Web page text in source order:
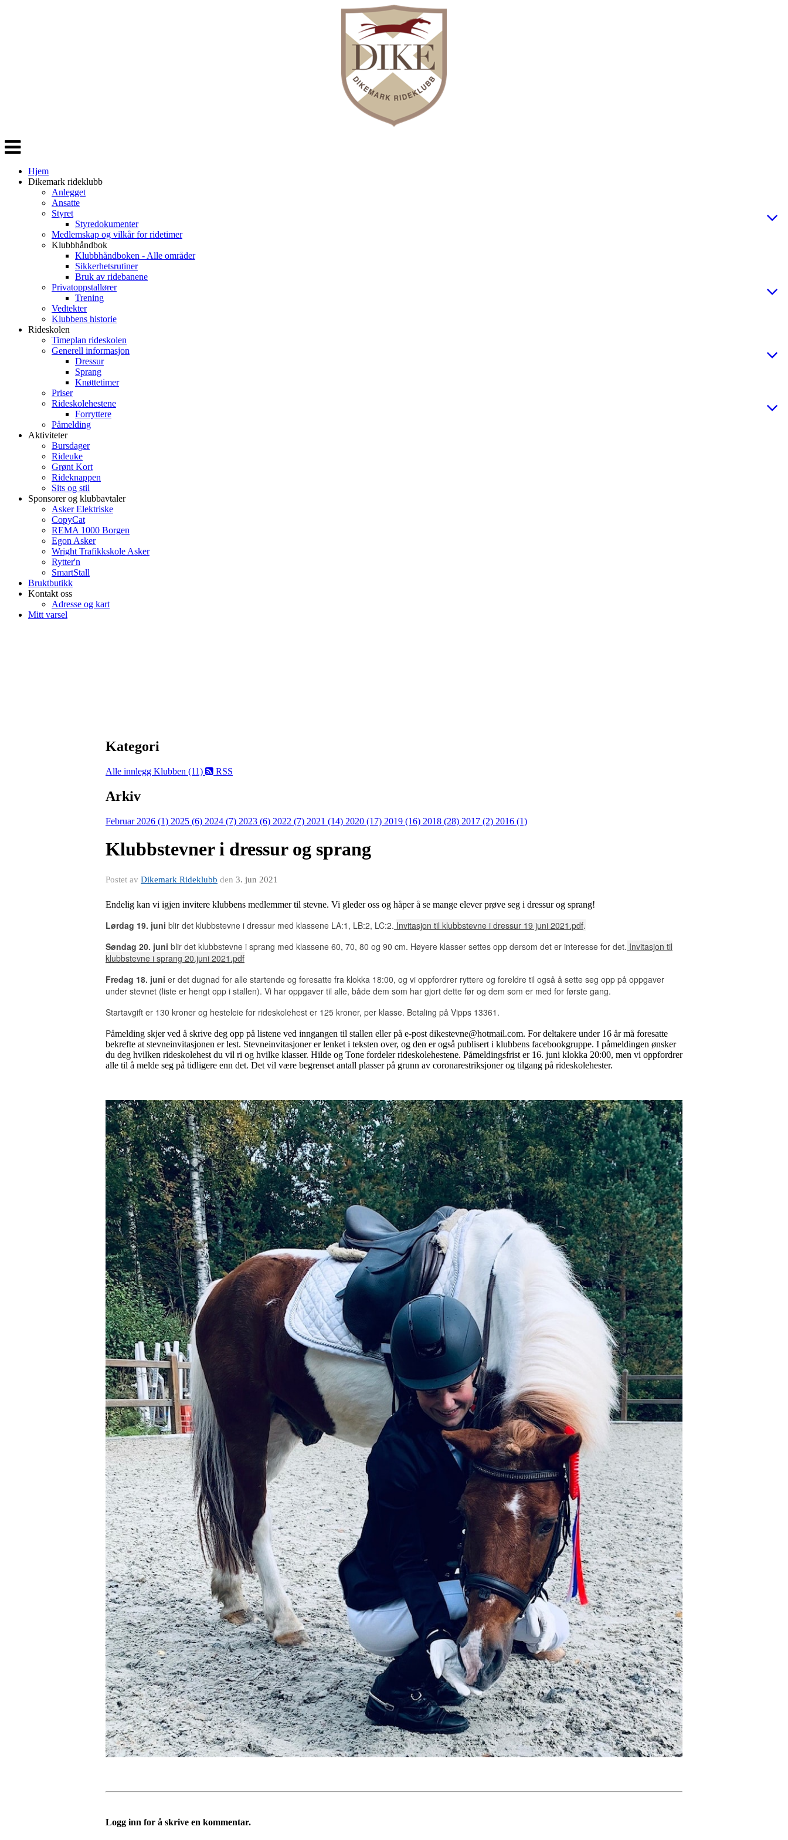
Veksle
navigasjon
Hjem
Dikemark rideklubb
Anlegget
Ansatte
Styret
Styredokumenter
Medlemskap og vilkår for ridetimer
Klubbhåndbok
Klubbhåndboken - Alle områder
Sikkerhetsrutiner
Bruk av ridebanene
Privatoppstallører
Trening
Vedtekter
Klubbens historie
Rideskolen
Timeplan rideskolen
Generell informasjon
Dressur
Sprang
Knøttetimer
Priser
Rideskolehestene
Forryttere
Påmelding
Aktiviteter
Bursdager
Rideuke
Grønt Kort
Rideknappen
Sits og stil
Sponsorer og klubbavtaler
Asker Elektriske
CopyCat
REMA 1000 Borgen
Egon Asker
Wright Trafikkskole Asker
Rytter'n
SmartStall
Bruktbutikk
Kontakt oss
Adresse og kart
Mitt varsel
Kategori
Alle innlegg Klubben (11) RSS
Arkiv
Februar 2026 (1) 2025 (6) 2024 (7) 2023 (6) 2022 (7) 2021 (14) 2020 (17) 2019 (16) 2018 (28) 2017 (2) 2016 (1)
Klubbstevner i dressur og sprang
Postet av Dikemark Rideklubb den 3. jun 2021
Endelig kan vi igjen invitere klubbens medlemmer til stevne. Vi gleder oss og håper å se mange elever prøve seg i dressur og sprang!
Lørdag 19. juni blir det klubbstevne i dressur med klassene LA:1, LB:2, LC:2. Invitasjon til klubbstevne i dressur 19 juni 2021.pdf.
Søndag 20. juni blir det klubbstevne i sprang med klassene 60, 70, 80 og 90 cm. Høyere klasser settes opp dersom det er interesse for det. Invitasjon til
klubbstevne i sprang 20.juni 2021.pdf
Fredag 18. juni er det dugnad for alle startende og foresatte fra klokka 18:00, og vi oppfordrer ryttere og foreldre til også å sette seg opp på oppgaver
under stevnet (liste er hengt opp i stallen). Vi har oppgaver til alle, både dem som har gjort dette før og dem som er med for første gang.
Startavgift er 130 kroner og hesteleie for rideskolehest er 125 kroner, per klasse. Betaling på Vipps 13361.
Påmelding skjer ved å skrive deg opp på listene ved inngangen til stallen eller på e-post dikestevne@hotmail.com. For deltakere under 16 år må foresatte
bekrefte at stevneinvitasjonen er lest. Stevneinvitasjoner er lenket i teksten over, og den er også publisert i klubbens facebookgruppe. I påmeldingen ønsker
du deg hvilken rideskolehest du vil ri og hvilke klasser. Hilde og Tone fordeler rideskolehestene. Påmeldingsfrist er 16. juni klokka 20:00, men vi oppfordrer
alle til å melde seg på tidligere enn det. Det vil være begrenset antall plasser på grunn av coronarestriksjoner og tilgang på rideskolehester.
Logg inn for å skrive en kommentar.